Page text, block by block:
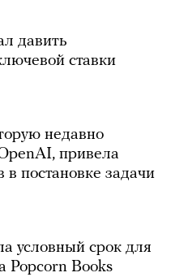
давить
ставки
недавно
привела
в постановке задачи
условный срок для
Popcorn Books